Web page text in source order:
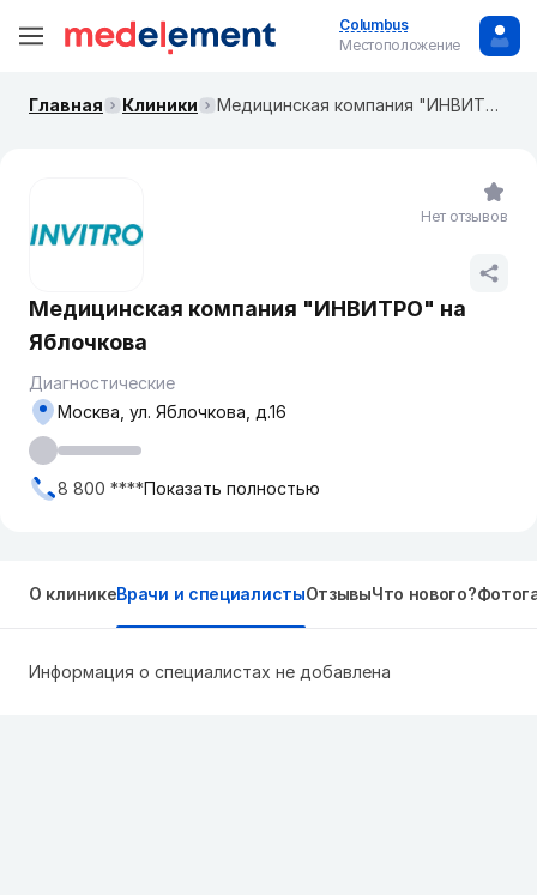
Columbus
Местоположение
Главная Клиники Медицинская компания "ИНВИТРО" на Яблочкова
Медицинская компания "ИНВИТРО" на
Яблочкова
Диагностические
Москва, ​ул. Яблочкова, д.16
8 800 ****Показать полностью
Нет отзывов
О клиникеВрачи и специалистыОтзывыЧто нового?
Информация о специалистах не добавлена